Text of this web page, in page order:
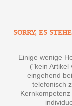
SORRY, ES
Einige wenige
("kein
eingehend
telefonisch